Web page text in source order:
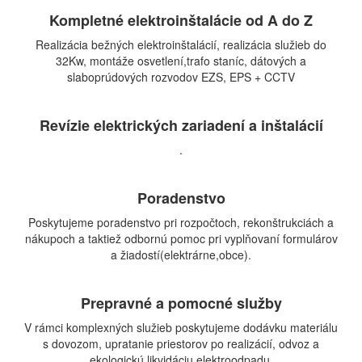
Kompletné elektroinštalácie od A do Z
Realizácia bežných elektroinštalácií, realizácia služieb do
32Kw, montáže osvetlení,trafo staníc, dátových a
slaboprúdových rozvodov EZS, EPS + CCTV
Revízie elektrických zariadení a inštalácií
.
Poradenstvo
Poskytujeme poradenstvo pri rozpočtoch, rekonštrukciách a
nákupoch a taktiež odbornú pomoc pri vyplňovaní formulárov
a žiadostí(elektrárne,obce).
Prepravné a pomocné služby
V rámci komplexných služieb poskytujeme dodávku materiálu
s dovozom, upratanie priestorov po realizácií, odvoz a